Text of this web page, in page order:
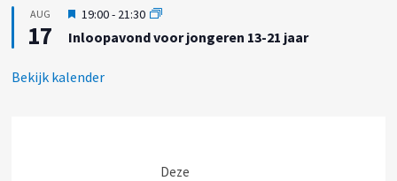
c
h
g
e
l
c
AUG
17
U
i
t
e
19:00- 21:30
Inloopavond voor jongeren 13-21 jaar
Bekijk kalender
Deze